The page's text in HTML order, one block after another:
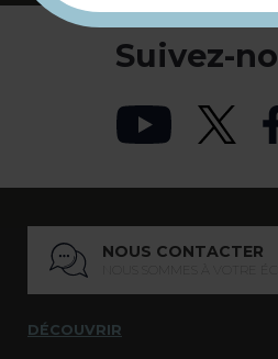
Suivez-
NOUS CONTACTER
DÉCOUVRIR